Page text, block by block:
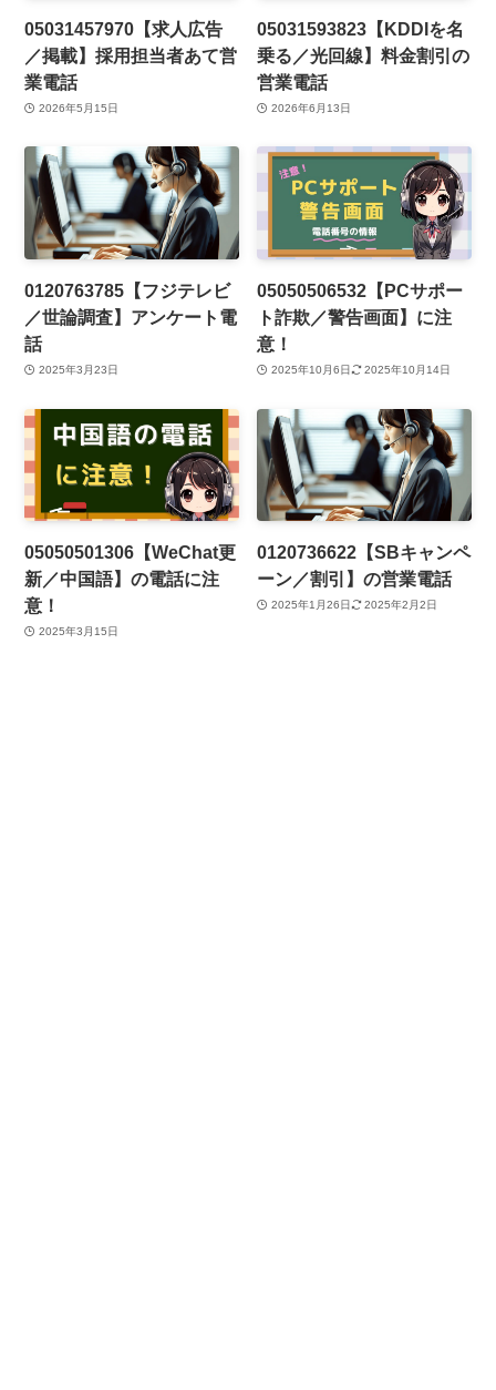
05031457970【求人広告
／掲載】採用担当者あて営
業電話
2026年5月15日
05031593823【KDDIを名
乗る／光回線】料金割引の
営業電話
2026年6月13日
0120763785【フジテレビ
／世論調査】アンケート電
話
2025年3月23日
05050506532【PCサポー
ト詐欺／警告画面】に注
意！
2025年10月6日 2025年10月14日
05050501306【WeChat更
新／中国語】の電話に注
意！
2025年3月15日
0120736622【SBキャンペ
ーン／割引】の営業電話
2025年1月26日 2025年2月2日